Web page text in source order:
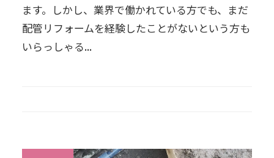
ます。しかし、業界で働かれている方でも、まだ
配管リフォームを経験したことがないという方も
いらっしゃる...